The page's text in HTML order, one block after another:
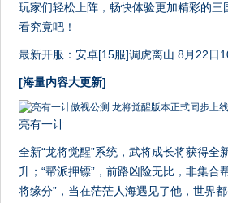
玩家们轻松上阵，畅快体验更加精彩的三
看究竟吧！
最新开服：安卓[15服]调虎离山 8月22日
[海量内容大更新]
亮有一计
全新“龙将觉醒”系统，武将成长将获得全
升；“帮派押镖”，前路凶险无比，非集合
将缘分”，当在茫茫人海遇见了他，世界